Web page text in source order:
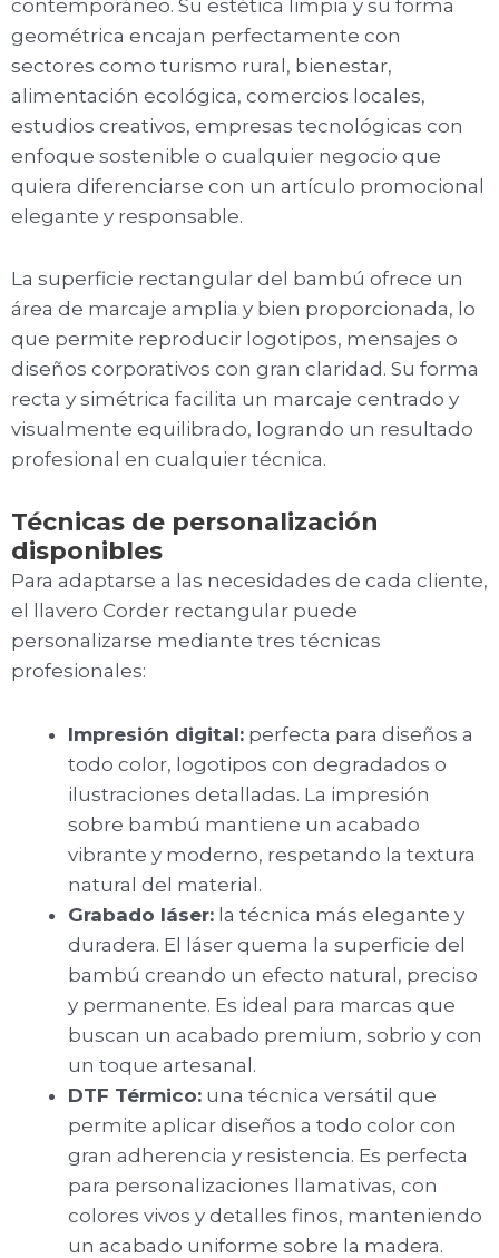
contemporáneo. Su estética limpia y su forma
geométrica encajan perfectamente con
sectores como turismo rural, bienestar,
alimentación ecológica, comercios locales,
estudios creativos, empresas tecnológicas con
enfoque sostenible o cualquier negocio que
quiera diferenciarse con un artículo promocional
elegante y responsable.
La superficie rectangular del bambú ofrece un
área de marcaje amplia y bien proporcionada, lo
que permite reproducir logotipos, mensajes o
diseños corporativos con gran claridad. Su forma
recta y simétrica facilita un marcaje centrado y
visualmente equilibrado, logrando un resultado
profesional en cualquier técnica.
Técnicas de personalización
disponibles
Para adaptarse a las necesidades de cada cliente,
el llavero Corder rectangular puede
personalizarse mediante tres técnicas
profesionales:
Impresión digital: perfecta para diseños a
todo color, logotipos con degradados o
ilustraciones detalladas. La impresión
sobre bambú mantiene un acabado
vibrante y moderno, respetando la textura
natural del material.
Grabado láser: la técnica más elegante y
duradera. El láser quema la superficie del
bambú creando un efecto natural, preciso
y permanente. Es ideal para marcas que
buscan un acabado premium, sobrio y con
un toque artesanal.
DTF Térmico: una técnica versátil que
permite aplicar diseños a todo color con
gran adherencia y resistencia. Es perfecta
para personalizaciones llamativas, con
colores vivos y detalles finos, manteniendo
un acabado uniforme sobre la madera.